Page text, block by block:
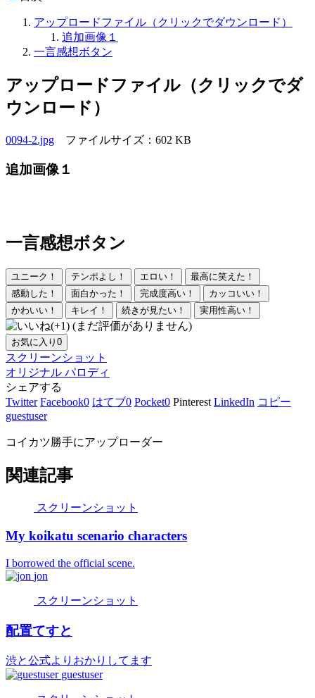
アップロードファイル（クリックでダウンロード）
追加画像１
一言感想ボタン
アップロードファイル（クリックでダ
ウンロード）
0094-2.jpg ファイルサイズ：602 KB
追加画像１
一言感想ボタン
ユニーク！ テンポよし！ エロい！
最高に笑えた！
感動した！
面白かった！ 完成度高い！
カッコいい！
かわいい！
キレイ！ 続きが見たい！ 実用性高い！
(まだ評価がありません)
お気に入り 0
スクリーンショット
オリジナル パロディ
シェアする
Twitter Facebook0 はてブ0 Pocket0 Pinterest LinkedIn コピー
guestuser
コイカツ勝手にアップローダー
関連記事
スクリーンショット
My koikatu scenario characters
I borrowed the official scene.
jon
スクリーンショット
配置てすと
渋と公式よりおかりしてます
guestuser